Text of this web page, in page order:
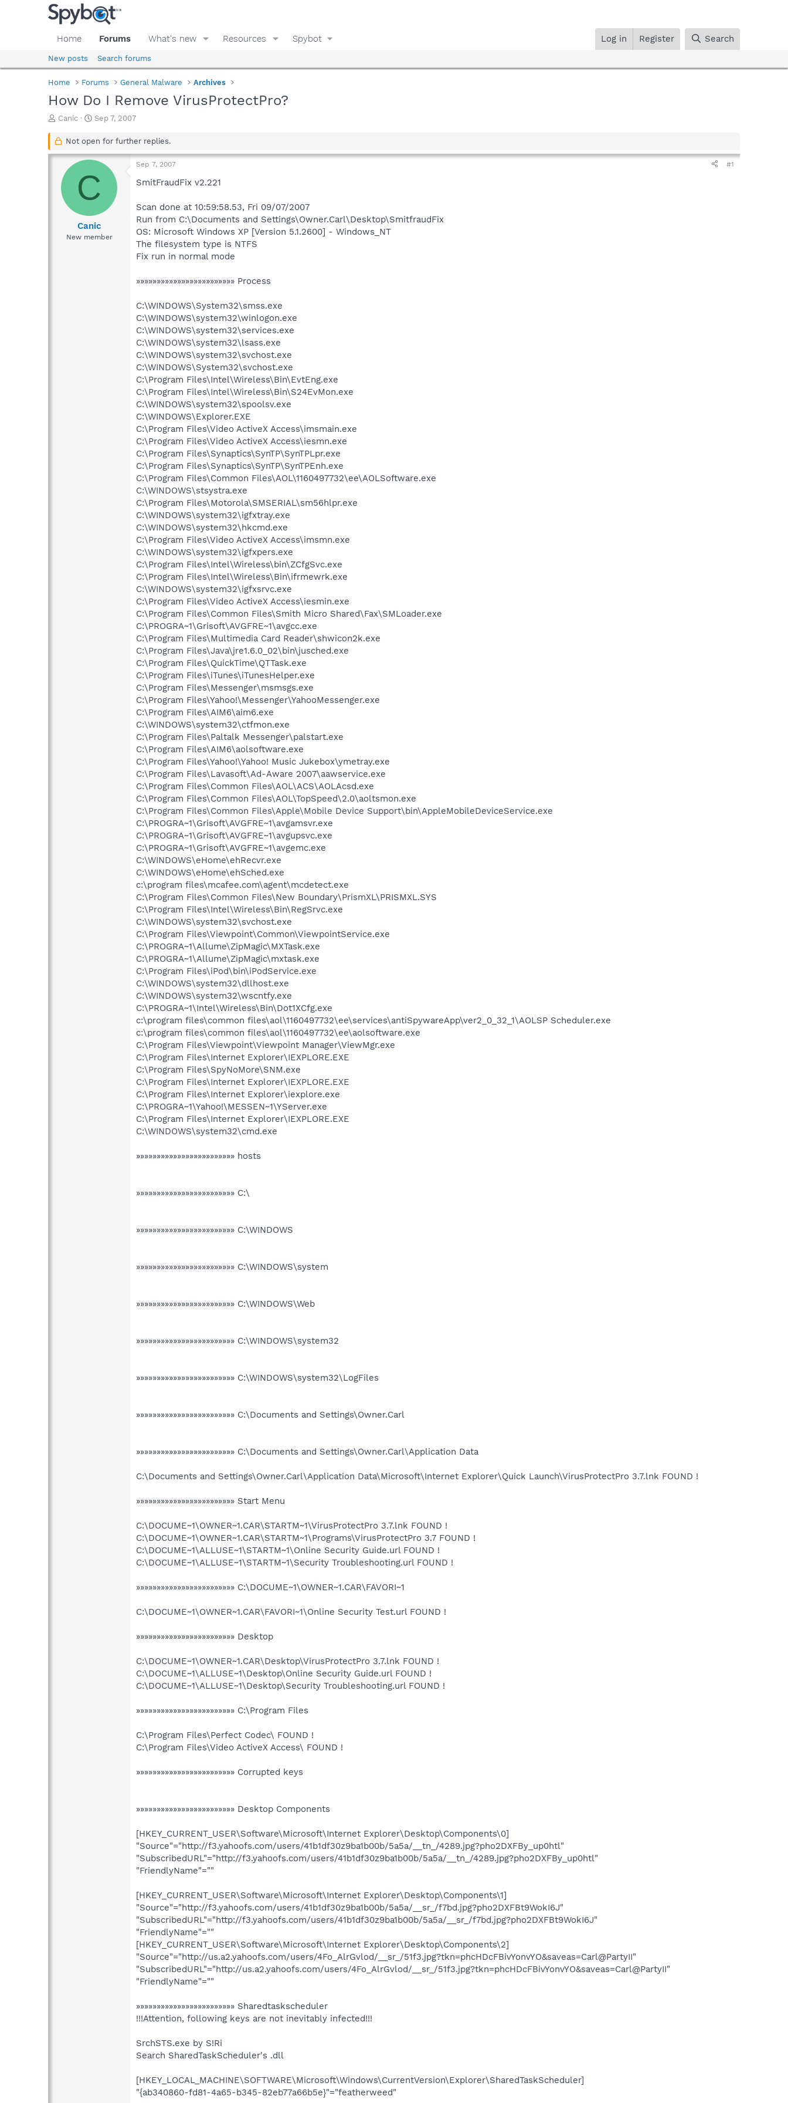
Home Forums What's new Resources Spybot Log in Register Search
New posts Search forums
Home Forums General Malware Archives
How Do I Remove VirusProtectPro?
T
r
a
s
Canic
S
a
t
a
e
Sep 7, 2007
Not open for further replies.
C
Canic
New member
Sep 7, 2007 #1
SmitFraudFix v2.221
Scan done at 10:59:58.53, Fri 09/07/2007
Run from C:\Documents and Settings\Owner.Carl\Desktop\SmitfraudFix
OS: Microsoft Windows XP [Version 5.1.2600] - Windows_NT
The filesystem type is NTFS
Fix run in normal mode
»»»»»»»»»»»»»»»»»»»»»»»» Process
C:\WINDOWS\System32\smss.exe
C:\WINDOWS\system32\winlogon.exe
C:\WINDOWS\system32\services.exe
C:\WINDOWS\system32\lsass.exe
C:\WINDOWS\system32\svchost.exe
C:\WINDOWS\System32\svchost.exe
C:\Program Files\Intel\Wireless\Bin\EvtEng.exe
C:\Program Files\Intel\Wireless\Bin\S24EvMon.exe
C:\WINDOWS\system32\spoolsv.exe
C:\WINDOWS\Explorer.EXE
C:\Program Files\Video ActiveX Access\imsmain.exe
C:\Program Files\Video ActiveX Access\iesmn.exe
C:\Program Files\Synaptics\SynTP\SynTPLpr.exe
C:\Program Files\Synaptics\SynTP\SynTPEnh.exe
C:\Program Files\Common Files\AOL\1160497732\ee\AOLSoftware.exe
C:\WINDOWS\stsystra.exe
C:\Program Files\Motorola\SMSERIAL\sm56hlpr.exe
C:\WINDOWS\system32\igfxtray.exe
C:\WINDOWS\system32\hkcmd.exe
C:\Program Files\Video ActiveX Access\imsmn.exe
C:\WINDOWS\system32\igfxpers.exe
C:\Program Files\Intel\Wireless\bin\ZCfgSvc.exe
C:\Program Files\Intel\Wireless\Bin\ifrmewrk.exe
C:\WINDOWS\system32\igfxsrvc.exe
C:\Program Files\Video ActiveX Access\iesmin.exe
C:\Program Files\Common Files\Smith Micro Shared\Fax\SMLoader.exe
C:\PROGRA~1\Grisoft\AVGFRE~1\avgcc.exe
C:\Program Files\Multimedia Card Reader\shwicon2k.exe
C:\Program Files\Java\jre1.6.0_02\bin\jusched.exe
C:\Program Files\QuickTime\QTTask.exe
C:\Program Files\iTunes\iTunesHelper.exe
C:\Program Files\Messenger\msmsgs.exe
C:\Program Files\Yahoo!\Messenger\YahooMessenger.exe
C:\Program Files\AIM6\aim6.exe
C:\WINDOWS\system32\ctfmon.exe
C:\Program Files\Paltalk Messenger\palstart.exe
C:\Program Files\AIM6\aolsoftware.exe
C:\Program Files\Yahoo!\Yahoo! Music Jukebox\ymetray.exe
C:\Program Files\Lavasoft\Ad-Aware 2007\aawservice.exe
C:\Program Files\Common Files\AOL\ACS\AOLAcsd.exe
C:\Program Files\Common Files\AOL\TopSpeed\2.0\aoltsmon.exe
C:\Program Files\Common Files\Apple\Mobile Device Support\bin\AppleMobileDeviceService.exe
C:\PROGRA~1\Grisoft\AVGFRE~1\avgamsvr.exe
C:\PROGRA~1\Grisoft\AVGFRE~1\avgupsvc.exe
C:\PROGRA~1\Grisoft\AVGFRE~1\avgemc.exe
C:\WINDOWS\eHome\ehRecvr.exe
C:\WINDOWS\eHome\ehSched.exe
c:\program files\mcafee.com\agent\mcdetect.exe
C:\Program Files\Common Files\New Boundary\PrismXL\PRISMXL.SYS
C:\Program Files\Intel\Wireless\Bin\RegSrvc.exe
C:\WINDOWS\system32\svchost.exe
C:\Program Files\Viewpoint\Common\ViewpointService.exe
C:\PROGRA~1\Allume\ZipMagic\MXTask.exe
C:\PROGRA~1\Allume\ZipMagic\mxtask.exe
C:\Program Files\iPod\bin\iPodService.exe
C:\WINDOWS\system32\dllhost.exe
C:\WINDOWS\system32\wscntfy.exe
C:\PROGRA~1\Intel\Wireless\Bin\Dot1XCfg.exe
c:\program files\common files\aol\1160497732\ee\services\antiSpywareApp\ver2_0_32_1\AOLSP Scheduler.exe
c:\program files\common files\aol\1160497732\ee\aolsoftware.exe
C:\Program Files\Viewpoint\Viewpoint Manager\ViewMgr.exe
C:\Program Files\Internet Explorer\IEXPLORE.EXE
C:\Program Files\SpyNoMore\SNM.exe
C:\Program Files\Internet Explorer\IEXPLORE.EXE
C:\Program Files\Internet Explorer\iexplore.exe
C:\PROGRA~1\Yahoo!\MESSEN~1\YServer.exe
C:\Program Files\Internet Explorer\IEXPLORE.EXE
C:\WINDOWS\system32\cmd.exe
»»»»»»»»»»»»»»»»»»»»»»»» hosts
»»»»»»»»»»»»»»»»»»»»»»»» C:\
»»»»»»»»»»»»»»»»»»»»»»»» C:\WINDOWS
»»»»»»»»»»»»»»»»»»»»»»»» C:\WINDOWS\system
»»»»»»»»»»»»»»»»»»»»»»»» C:\WINDOWS\Web
»»»»»»»»»»»»»»»»»»»»»»»» C:\WINDOWS\system32
»»»»»»»»»»»»»»»»»»»»»»»» C:\WINDOWS\system32\LogFiles
»»»»»»»»»»»»»»»»»»»»»»»» C:\Documents and Settings\Owner.Carl
»»»»»»»»»»»»»»»»»»»»»»»» C:\Documents and Settings\Owner.Carl\Application Data
C:\Documents and Settings\Owner.Carl\Application Data\Microsoft\Internet Explorer\Quick Launch\VirusProtectPro 3.7.lnk FOUND !
»»»»»»»»»»»»»»»»»»»»»»»» Start Menu
C:\DOCUME~1\OWNER~1.CAR\STARTM~1\VirusProtectPro 3.7.lnk FOUND !
C:\DOCUME~1\OWNER~1.CAR\STARTM~1\Programs\VirusProtectPro 3.7 FOUND !
C:\DOCUME~1\ALLUSE~1\STARTM~1\Online Security Guide.url FOUND !
C:\DOCUME~1\ALLUSE~1\STARTM~1\Security Troubleshooting.url FOUND !
»»»»»»»»»»»»»»»»»»»»»»»» C:\DOCUME~1\OWNER~1.CAR\FAVORI~1
C:\DOCUME~1\OWNER~1.CAR\FAVORI~1\Online Security Test.url FOUND !
»»»»»»»»»»»»»»»»»»»»»»»» Desktop
C:\DOCUME~1\OWNER~1.CAR\Desktop\VirusProtectPro 3.7.lnk FOUND !
C:\DOCUME~1\ALLUSE~1\Desktop\Online Security Guide.url FOUND !
C:\DOCUME~1\ALLUSE~1\Desktop\Security Troubleshooting.url FOUND !
»»»»»»»»»»»»»»»»»»»»»»»» C:\Program Files
C:\Program Files\Perfect Codec\ FOUND !
C:\Program Files\Video ActiveX Access\ FOUND !
»»»»»»»»»»»»»»»»»»»»»»»» Corrupted keys
»»»»»»»»»»»»»»»»»»»»»»»» Desktop Components
[HKEY_CURRENT_USER\Software\Microsoft\Internet Explorer\Desktop\Components\0]
"Source"="http://f3.yahoofs.com/users/41b1df30z9ba1b00b/5a5a/__tn_/4289.jpg?pho2DXFBy_up0htl"
"SubscribedURL"="http://f3.yahoofs.com/users/41b1df30z9ba1b00b/5a5a/__tn_/4289.jpg?pho2DXFBy_up0htl"
"FriendlyName"=""
[HKEY_CURRENT_USER\Software\Microsoft\Internet Explorer\Desktop\Components\1]
"Source"="http://f3.yahoofs.com/users/41b1df30z9ba1b00b/5a5a/__sr_/f7bd.jpg?pho2DXFBt9WokI6J"
"SubscribedURL"="http://f3.yahoofs.com/users/41b1df30z9ba1b00b/5a5a/__sr_/f7bd.jpg?pho2DXFBt9WokI6J"
"FriendlyName"=""
[HKEY_CURRENT_USER\Software\Microsoft\Internet Explorer\Desktop\Components\2]
"Source"="http://us.a2.yahoofs.com/users/4Fo_AlrGvlod/__sr_/51f3.jpg?tkn=phcHDcFBivYonvYO&saveas=Carl@PartyII"
"SubscribedURL"="http://us.a2.yahoofs.com/users/4Fo_AlrGvlod/__sr_/51f3.jpg?tkn=phcHDcFBivYonvYO&saveas=Carl@PartyII"
"FriendlyName"=""
»»»»»»»»»»»»»»»»»»»»»»»» Sharedtaskscheduler
!!!Attention, following keys are not inevitably infected!!!
SrchSTS.exe by S!Ri
Search SharedTaskScheduler's .dll
[HKEY_LOCAL_MACHINE\SOFTWARE\Microsoft\Windows\CurrentVersion\Explorer\SharedTaskScheduler]
"{ab340860-fd81-4a65-b345-82eb77a66b5e}"="featherweed"